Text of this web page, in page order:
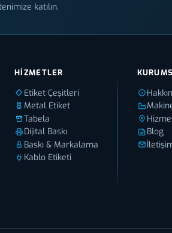
katılın.
HIZMETLER
Etiket Çeşitleri
Metal Etiket
Tabela
Dijital Baskı
Baskı & Markalama
Kablo Etiketi
Blog